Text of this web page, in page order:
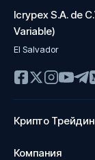
Icrypex S.A. de
Variable)
El Salvador
Крипто
Компания